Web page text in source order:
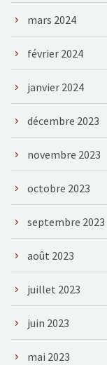
mars 2024
février 2024
janvier 2024
décembre 2023
novembre 2023
octobre 2023
septembre 2023
août 2023
juillet 2023
juin 2023
mai 2023